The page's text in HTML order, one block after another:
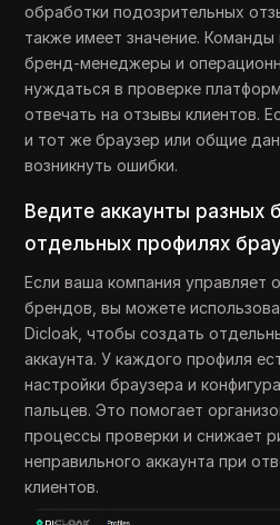
обработки подозрительных
также имеет значение. Команды
бренд-менеджеры и
нуждаться в проверке
отвечать на отзывы клиентов.
и тот же браузер или общие
возникнуть ошибки.
Ведите аккаунты разных
отдельных профилях
Если ваша компания управляет
брендов, вы можете
Dicloak, чтобы создать
аккаунта. У каждого профиля
настройки браузера и
пальцев. Это помогает
процессы проверки и снижает
неправильного аккаунта при
клиентов.